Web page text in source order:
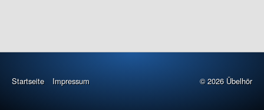
Startseite Impressum © 2026 Übelhör